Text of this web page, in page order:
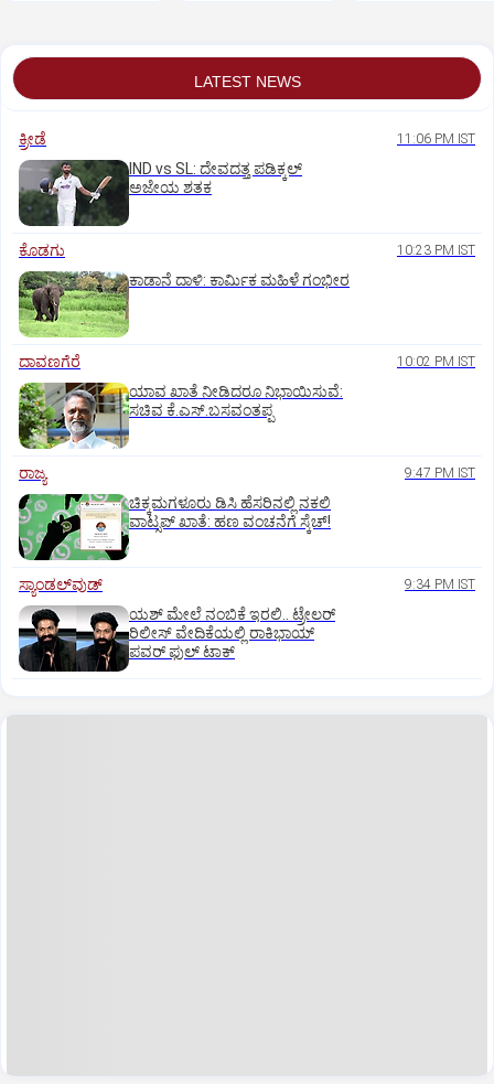
LATEST NEWS
ಕ್ರೀಡೆ 11:06 PM IST
IND vs SL: ದೇವದತ್ತ ಪಡಿಕ್ಕಲ್‌
ಅಜೇಯ ಶತಕ
ಕೊಡಗು 10:23 PM IST
ಕಾಡಾನೆ ದಾಳಿ: ಕಾರ್ಮಿಕ ಮಹಿಳೆ ಗಂಭೀರ
ದಾವಣಗೆರೆ 10:02 PM IST
ಯಾವ ಖಾತೆ ನೀಡಿದರೂ ನಿಭಾಯಿಸುವೆ:
ಸಚಿವ ಕೆ.ಎಸ್.ಬಸವಂತಪ್ಪ
ರಾಜ್ಯ 9:47 PM IST
ಚಿಕ್ಕಮಗಳೂರು ಡಿಸಿ ಹೆಸರಿನಲ್ಲಿ ನಕಲಿ
ವಾಟ್ಸಪ್ ಖಾತೆ: ಹಣ ವಂಚನೆಗೆ ಸ್ಕೆಚ್!
ಸ್ಯಾಂಡಲ್‌ವುಡ್‌ 9:34 PM IST
ಯಶ್‌ ಮೇಲೆ ನಂಬಿಕೆ ಇರಲಿ.. ಟ್ರೇಲರ್‌
ರಿಲೀಸ್‌ ವೇದಿಕೆಯಲ್ಲಿ ರಾಕಿಭಾಯ್‌
ಪವರ್‌ ಫುಲ್‌ ಟಾಕ್